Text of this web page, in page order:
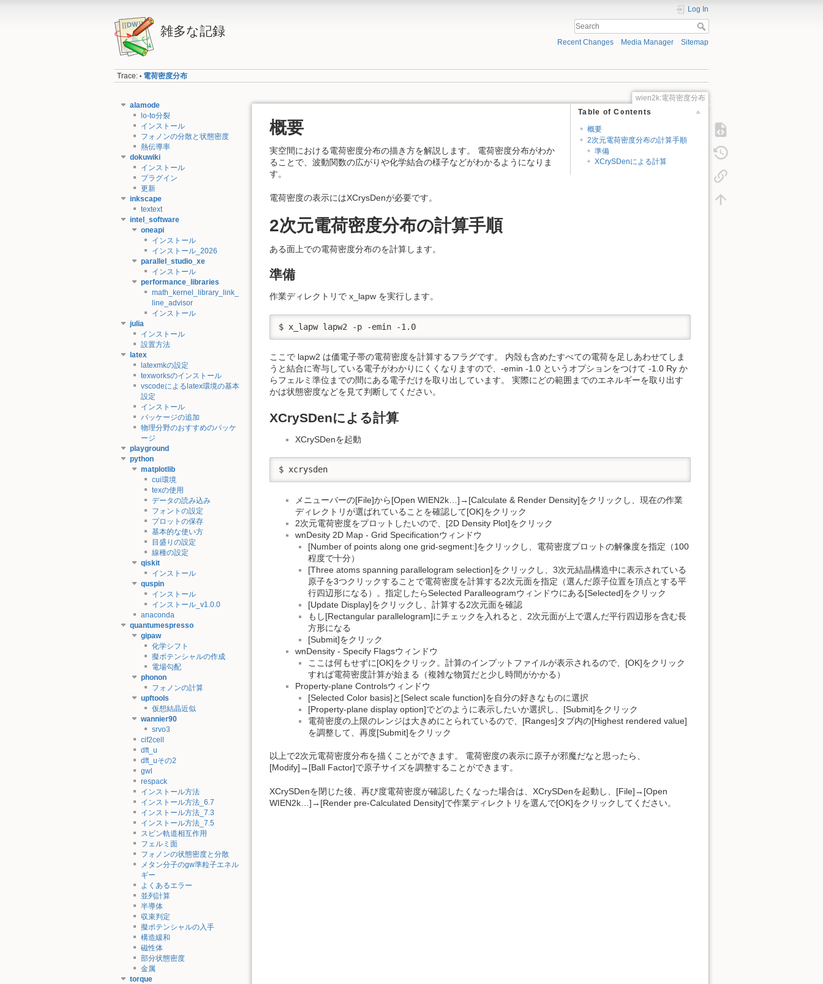
雑多な記録
Log In
Recent Changes Media Manager Sitemap
Trace: • 電荷密度分布
alamode
lo-to分裂
インストール
フォノンの分散と状態密度
熱伝導率
dokuwiki
インストール
プラグイン
更新
inkscape
textext
intel_software
oneapi
インストール
インストール_2026
parallel_studio_xe
インストール
performance_libraries
math_kernel_library_link_
line_advisor
インストール
julia
インストール
設置方法
latex
latexmkの設定
texworksのインストール
vscodeによるlatex環境の基本
設定
インストール
パッケージの追加
物理分野のおすすめのパッケ
ージ
playground
python
matplotlib
cui環境
texの使用
データの読み込み
フォントの設定
プロットの保存
基本的な使い方
目盛りの設定
線種の設定
qiskit
インストール
quspin
インストール
インストール_v1.0.0
anaconda
quantumespresso
gipaw
化学シフト
擬ポテンシャルの作成
電場勾配
phonon
フォノンの計算
upftools
仮想結晶近似
wannier90
srvo3
cif2cell
dft_u
dft_uその2
gwl
respack
インストール方法
インストール方法_6.7
インストール方法_7.3
インストール方法_7.5
スピン軌道相互作用
フェルミ面
フォノンの状態密度と分散
メタン分子のgw準粒子エネル
ギー
よくあるエラー
並列計算
半導体
収束判定
擬ポテンシャルの入手
構造緩和
磁性体
部分状態密度
金属
torque
wien2k:電荷密度分布
Table of Contents
概要
2次元電荷密度分布の計算手順
準備
XCrySDenによる計算
概要
実空間における電荷密度分布の描き方を解説します。 電荷密度分布がわか
ることで、波動関数の広がりや化学結合の様子などがわかるようになりま
す。
電荷密度の表示にはXCrysDenが必要です。
2次元電荷密度分布の計算手順
ある面上での電荷密度分布のを計算します。
準備
作業ディレクトリで x_lapw を実行します。
$ x_lapw lapw2 -p -emin -1.0
ここで lapw2 は価電子帯の電荷密度を計算するフラグです。 内殻も含めたすべての電荷を足しあわせてしま
うと結合に寄与している電子がわかりにくくなりますので、-emin -1.0 というオプションをつけて -1.0 Ry か
らフェルミ準位までの間にある電子だけを取り出しています。 実際にどの範囲までのエネルギーを取り出す
かは状態密度などを見て判断してください。
XCrySDenによる計算
XCrySDenを起動
$ xcrysden
メニューバーの[File]から[Open WIEN2k…]→[Calculate & Render Density]をクリックし、現在の作業
ディレクトリが選ばれていることを確認して[OK]をクリック
2次元電荷密度をプロットしたいので、[2D Density Plot]をクリック
wnDesity 2D Map - Grid Specificationウィンドウ
[Number of points along one grid-segment:]をクリックし、電荷密度プロットの解像度を指定（100
程度で十分）
[Three atoms spanning parallelogram selection]をクリックし、3次元結晶構造中に表示されている
原子を3つクリックすることで電荷密度を計算する2次元面を指定（選んだ原子位置を頂点とする平
行四辺形になる）。指定したらSelected Paralleogramウィンドウにある[Selected]をクリック
[Update Display]をクリックし、計算する2次元面を確認
もし[Rectangular parallelogram]にチェックを入れると、2次元面が上で選んだ平行四辺形を含む長
方形になる
[Submit]をクリック
wnDensity - Specify Flagsウィンドウ
ここは何もせずに[OK]をクリック。計算のインプットファイルが表示されるので、[OK]をクリック
すれば電荷密度計算が始まる（複雑な物質だと少し時間がかかる）
Property-plane Controlsウィンドウ
[Selected Color basis]と[Select scale function]を自分の好きなものに選択
[Property-plane display option]でどのように表示したいか選択し、[Submit]をクリック
電荷密度の上限のレンジは大きめにとられているので、[Ranges]タブ内の[Highest rendered value]
を調整して、再度[Submit]をクリック
以上で2次元電荷密度分布を描くことができます。 電荷密度の表示に原子が邪魔だなと思ったら、
[Modify]→[Ball Factor]で原子サイズを調整することができます。
XCrySDenを閉じた後、再び度電荷密度が確認したくなった場合は、XCrySDenを起動し、[File]→[Open
WIEN2k…]→[Render pre-Calculated Density]で作業ディレクトリを選んで[OK]をクリックしてください。